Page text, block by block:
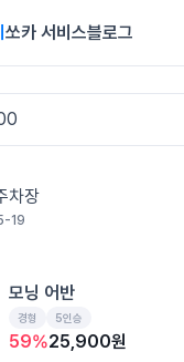
쏘카 서비스블로그
차장
19
모닝 어반
경형 5인승
59%25,900원